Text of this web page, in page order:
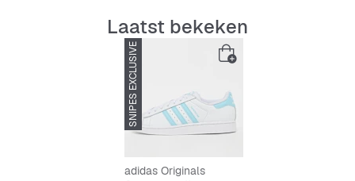
Normale pasvorm
Gevoerde tong
Rubberen loopzool
Laatst bekeken
SNIPES EXCLUSIVE
adidas Originals